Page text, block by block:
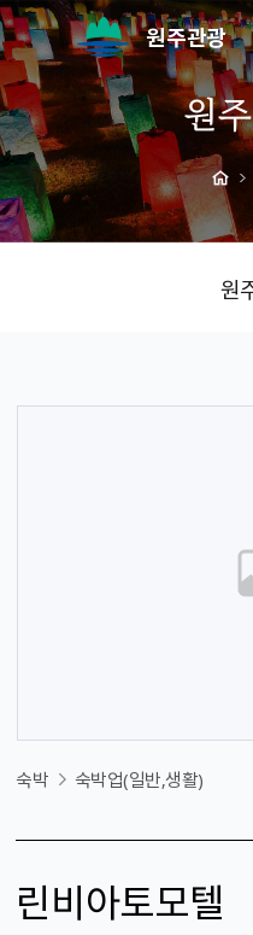
원주관광
원
원
숙박 숙박업(일반,생활)
린비아토모텔